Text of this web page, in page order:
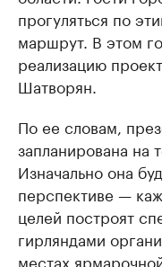
прогуляться по
маршрут. В этом
реализацию
Шатворян.
По ее словам,
запланирована на
Изначально она
перспективе —
целей построят
гирляндами
местах